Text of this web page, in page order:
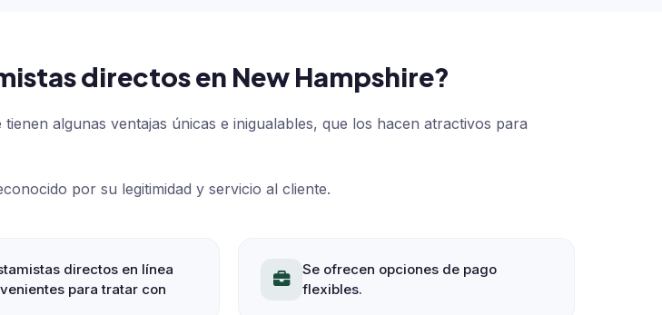
directos en New Hampshire?
algunas ventajas únicas e inigualables, que los hacen atractivos para
por su legitimidad y servicio al cliente.
directos en línea
para tratar con
Se ofrecen opciones de pago
flexibles.